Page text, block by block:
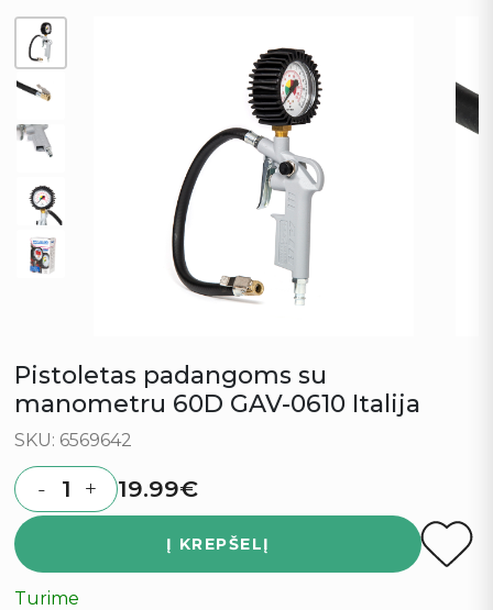
Pistoletas padangoms su
manometru 60D GAV-0610 Italija
SKU: 6569642
Quantity
- + 19.99€
Į KREPŠELĮ
Turime